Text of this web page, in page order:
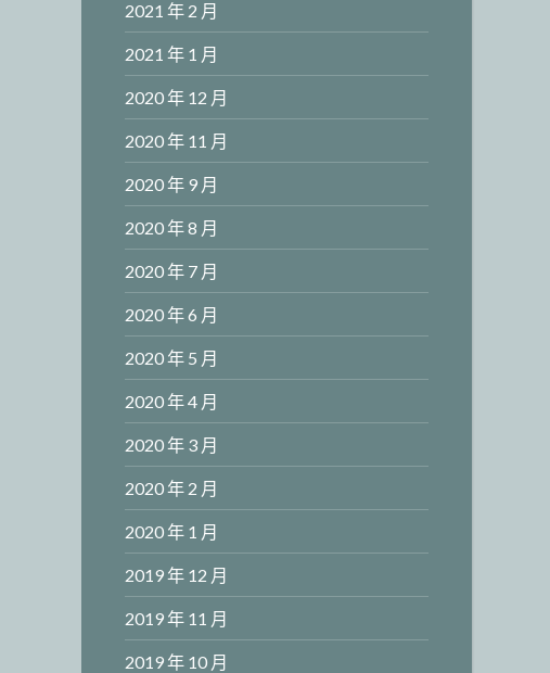
2021 年 2 月
2021 年 1 月
2020 年 12 月
2020 年 11 月
2020 年 9 月
2020 年 8 月
2020 年 7 月
2020 年 6 月
2020 年 5 月
2020 年 4 月
2020 年 3 月
2020 年 2 月
2020 年 1 月
2019 年 12 月
2019 年 11 月
2019 年 10 月